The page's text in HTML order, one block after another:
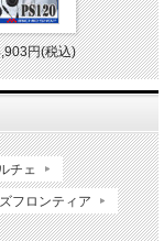
円(税込)
チェ
フロンティア